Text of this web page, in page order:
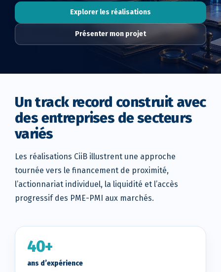
Explorer les réalisations
Présenter mon projet
Un track record construit avec
des entreprises de secteurs
variés
Les réalisations CiiB illustrent une approche
tournée vers le financement de proximité,
l’actionnariat individuel, la liquidité et l’accès
progressif des PME-PMI aux marchés.
40+
ans d’expérience